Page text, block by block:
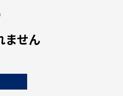
ません